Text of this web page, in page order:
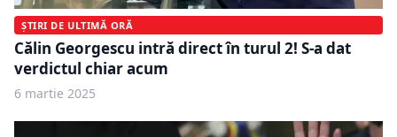
ȘTIRI DE ULTIMĂ ORĂ
Călin Georgescu intră direct în turul 2! S-a dat
verdictul chiar acum
6 martie 2025